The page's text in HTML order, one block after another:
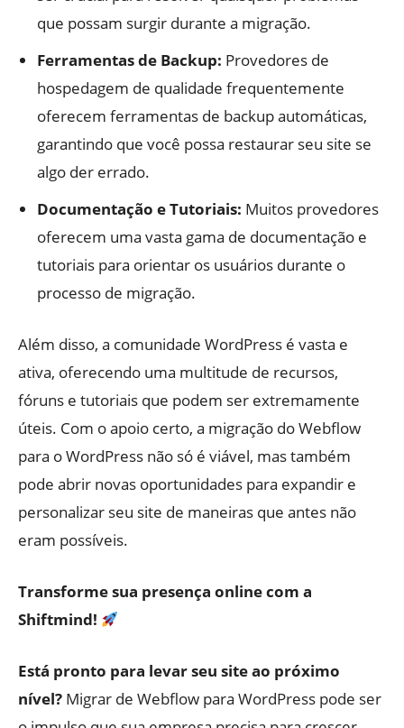
que possam surgir durante a migração.
Ferramentas de Backup: Provedores de
hospedagem de qualidade frequentemente
oferecem ferramentas de backup automáticas,
garantindo que você possa restaurar seu site se
algo der errado.
Documentação e Tutoriais: Muitos provedores
oferecem uma vasta gama de documentação e
tutoriais para orientar os usuários durante o
processo de migração.
Além disso, a comunidade WordPress é vasta e
ativa, oferecendo uma multitude de recursos,
fóruns e tutoriais que podem ser extremamente
úteis. Com o apoio certo, a migração do Webflow
para o WordPress não só é viável, mas também
pode abrir novas oportunidades para expandir e
personalizar seu site de maneiras que antes não
eram possíveis.
Transforme sua presença online com a
Shiftmind!
Está pronto para levar seu site ao próximo
nível? Migrar de Webflow para WordPress pode ser